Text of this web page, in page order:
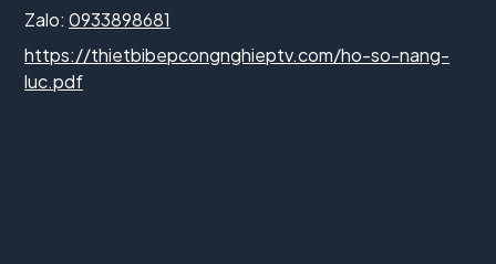
Zalo: 0933898681
https://thietbibepcongnghieptv.com/ho-so-nang-
luc.pdf